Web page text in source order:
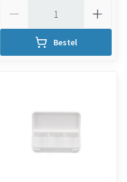
Bestel